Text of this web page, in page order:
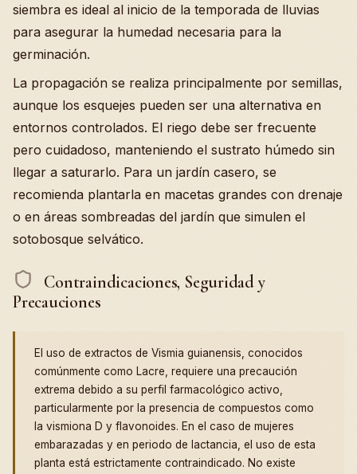
siembra es ideal al inicio de la temporada de lluvias
para asegurar la humedad necesaria para la
germinación.
La propagación se realiza principalmente por semillas,
aunque los esquejes pueden ser una alternativa en
entornos controlados. El riego debe ser frecuente
pero cuidadoso, manteniendo el sustrato húmedo sin
llegar a saturarlo. Para un jardín casero, se
recomienda plantarla en macetas grandes con drenaje
o en áreas sombreadas del jardín que simulen el
sotobosque selvático.
Contraindicaciones, Seguridad y
Precauciones
El uso de extractos de Vismia guianensis, conocidos
comúnmente como Lacre, requiere una precaución
extrema debido a su perfil farmacológico activo,
particularmente por la presencia de compuestos como
la vismiona D y flavonoides. En el caso de mujeres
embarazadas y en periodo de lactancia, el uso de esta
planta está estrictamente contraindicado. No existe